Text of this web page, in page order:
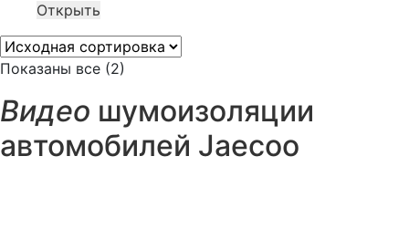
Открыть
Показаны все (2)
Видео шумоизоляции
автомобилей Jaecoo